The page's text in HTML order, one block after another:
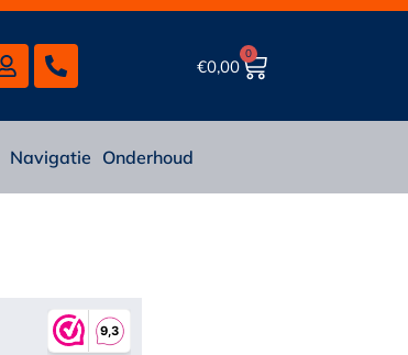
€0,00
0
Navigatie Onderhoud